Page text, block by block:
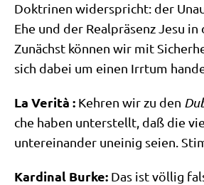
Dok­tri­nen wider­spricht: der
Ehe und der Real­prä­senz Jesu
Zunächst kön­nen wir mit
sich dabei um einen Irr­tum
La Veri­tà : Keh­ren wir zu den
che haben unter­stellt, daß die
unter­ein­an­der unei­nig sei­en.
Kar­di­nal Bur­ke: Das ist völ­lig